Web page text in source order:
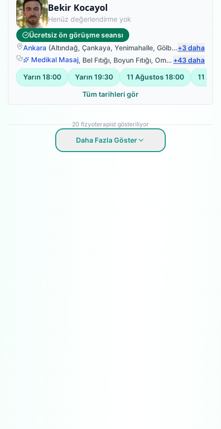
Bekir Kocayol
Fizyoterapist
Henüz değerlendirme yok
Ücretsiz ön görüşme seansı
Ankara (Altındağ, Çankaya, Yenimahalle, Gölbaşı )
+3daha
Medikal Masaj, Bel Fıtığı, Boyun Fıtığı, Omuz Bağ Yaralanması +43daha
Yarın 18:00 Yarın 19:30 11 Ağustos 18:00 11
Tüm tarihleri gör
20 fizyoterapist gösteriliyor
Daha Fazla Göster